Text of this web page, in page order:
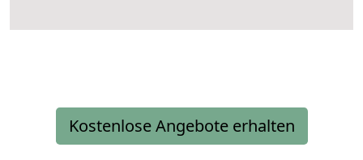
Kostenlose Angebote erhalten